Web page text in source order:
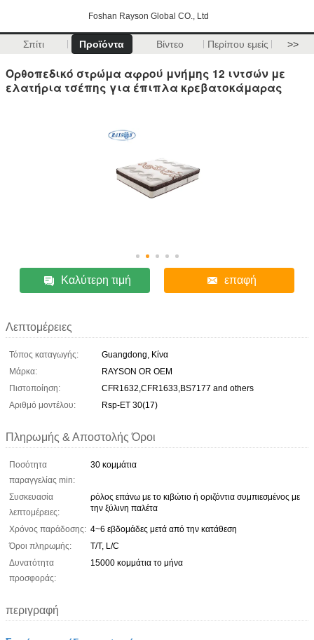
Foshan Rayson Global CO., Ltd
Σπίτι Προϊόντα Βίντεο Περίπου εμείς >>
Ορθοπεδικό στρώμα αφρού μνήμης 12 ιντσών με
ελατήρια τσέπης για έπιπλα κρεβατοκάμαρας
Καλύτερη τιμή επαφή
Λεπτομέρειες
Τόπος καταγωγής:
Guangdong, Κίνα
Μάρκα:
RAYSON OR OEM
Πιστοποίηση:
CFR1632,CFR1633,BS7177 and others
Αριθμό μοντέλου:
Rsp-ET 30(17)
Πληρωμής & Αποστολής Όροι
Ποσότητα
παραγγελίας min:
30 κομμάτια
Συσκευασία
λεπτομέρειες:
ρόλος επάνω με το κιβώτιο ή οριζόντια συμπιεσμένος με
την ξύλινη παλέτα
Χρόνος παράδοσης: 4~6 εβδομάδες μετά από την κατάθεση
Όροι πληρωμής:
T/T, L/C
Δυνατότητα
προσφοράς:
15000 κομμάτια το μήνα
περιγραφή